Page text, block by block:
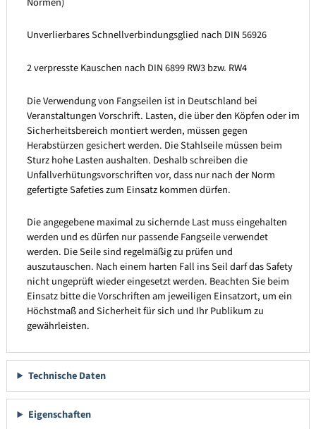
Unverlierbares Schnellverbindungsglied nach DIN 56926
2 verpresste Kauschen nach DIN 6899 RW3 bzw. RW4
Die Verwendung von Fangseilen ist in Deutschland bei
Veranstaltungen Vorschrift. Lasten, die über den Köpfen oder im
Sicherheitsbereich montiert werden, müssen gegen
Herabstürzen gesichert werden. Die Stahlseile müssen beim
Sturz hohe Lasten aushalten. Deshalb schreiben die
Unfallverhütungsvorschriften vor, dass nur nach der Norm
gefertigte Safeties zum Einsatz kommen dürfen.
Die angegebene maximal zu sichernde Last muss eingehalten
werden und es dürfen nur passende Fangseile verwendet
werden. Die Seile sind regelmäßig zu prüfen und
auszutauschen. Nach einem harten Fall ins Seil darf das Safety
nicht ungeprüft wieder eingesetzt werden. Beachten Sie beim
Einsatz bitte die Vorschriften am jeweiligen Einsatzort, um ein
Höchstmaß and Sicherheit für sich und Ihr Publikum zu
gewährleisten.
Technische Daten
Eigenschaften